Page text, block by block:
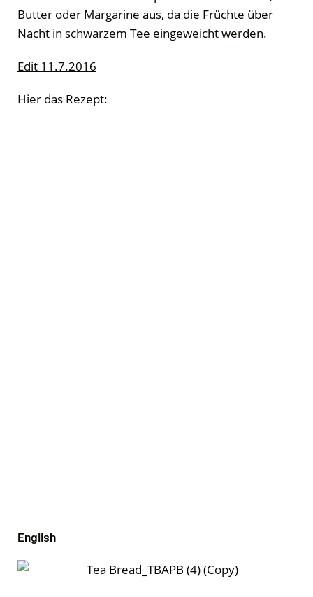
Butter oder Margarine aus, da die Früchte über
Nacht in schwarzem Tee eingeweicht werden.
Edit 11.7.2016
Hier das Rezept:
English